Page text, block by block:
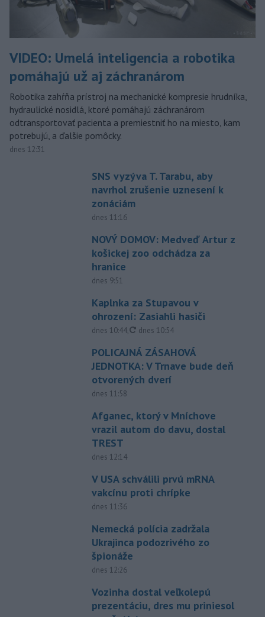
VIDEO: Umelá inteligencia a robotika
pomáhajú už aj záchranárom
Robotika zahŕňa prístroj na mechanické kompresie hrudníka,
hydraulické nosidlá, ktoré pomáhajú záchranárom
odtransportovať pacienta a premiestniť ho na miesto, kam
potrebujú, a ďalšie pomôcky.
dnes 12:31
SNS vyzýva T. Tarabu, aby
navrhol zrušenie uznesení k
zonáciám
dnes 11:16
NOVÝ DOMOV: Medveď Artur z
košickej zoo odchádza za
hranice
dnes 9:51
Kaplnka za Stupavou v
ohrození: Zasiahli hasiči
dnes 10:44, aktualizované
dnes 10:54
POLICAJNÁ ZÁSAHOVÁ
JEDNOTKA: V Trnave bude deň
otvorených dverí
dnes 11:58
Afganec, ktorý v Mníchove
vrazil autom do davu, dostal
TREST
dnes 12:14
V USA schválili prvú mRNA
vakcínu proti chrípke
dnes 11:36
Nemecká polícia zadržala
Ukrajinca podozrivého zo
špionáže
dnes 12:26
Vozinha dostal veľkolepú
prezentáciu, dres mu priniesol